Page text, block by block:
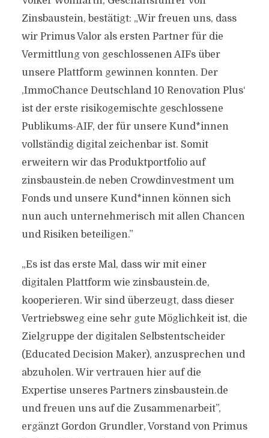
Zinsbaustein, bestätigt: „Wir freuen uns, dass
wir Primus Valor als ersten Partner für die
Vermittlung von geschlossenen AIFs über
unsere Plattform gewinnen konnten. Der
,ImmoChance Deutschland 10 Renovation Plus‘
ist der erste risikogemischte geschlossene
Publikums-AIF, der für unsere Kund*innen
vollständig digital zeichenbar ist. Somit
erweitern wir das Produktportfolio auf
zinsbaustein.de neben Crowdinvestment um
Fonds und unsere Kund*innen können sich
nun auch unternehmerisch mit allen Chancen
und Risiken beteiligen.”
„Es ist das erste Mal, dass wir mit einer
digitalen Plattform wie zinsbaustein.de,
kooperieren. Wir sind überzeugt, dass dieser
Vertriebsweg eine sehr gute Möglichkeit ist, die
Zielgruppe der digitalen Selbstentscheider
(Educated Decision Maker), anzusprechen und
abzuholen. Wir vertrauen hier auf die
Expertise unseres Partners zinsbaustein.de
und freuen uns auf die Zusammenarbeit”,
ergänzt Gordon Grundler, Vorstand von Primus